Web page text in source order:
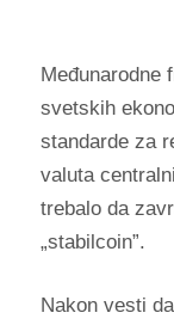
Međunarodne
svetskih
standarde za
valuta
trebalo da
„stabilcoin”.
Nakon vesti